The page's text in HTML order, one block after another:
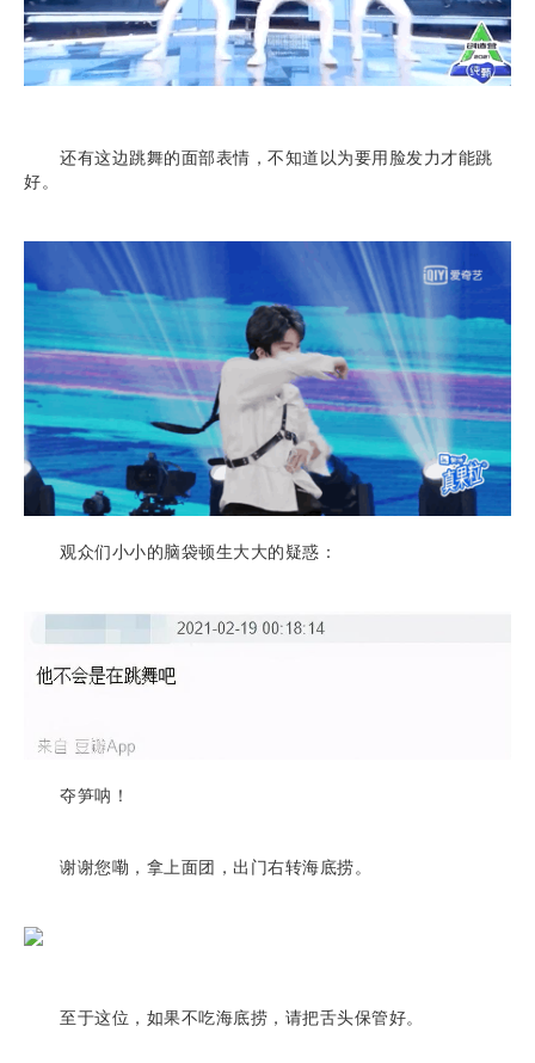
还有这边跳舞的面部表情，不知道以为要用脸发力才能跳
好。
观众们小小的脑袋顿生大大的疑惑：
夺笋呐！
谢谢您嘞，拿上面团，出门右转海底捞。
至于这位，如果不吃海底捞，请把舌头保管好。